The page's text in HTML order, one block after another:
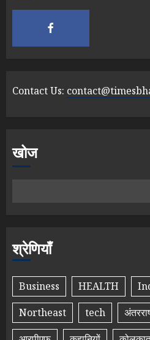
Contact Us:
खोज
श्रेणियाँ
Business HEALTH
Northeast
tech